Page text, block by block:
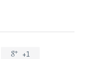
 +1